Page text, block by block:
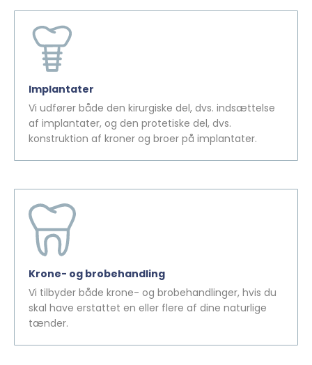
Implantater
Vi udfører både den kirurgiske del, dvs. indsættelse
af implantater, og den protetiske del, dvs.
konstruktion af kroner og broer på implantater.
Krone- og brobehandling
Vi tilbyder både krone- og brobehandlinger, hvis du
skal have erstattet en eller flere af dine naturlige
tænder.